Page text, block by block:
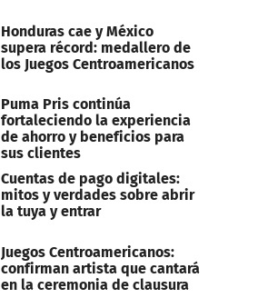
Honduras cae y México
supera récord: medallero de
los Juegos Centroamericanos
Puma Pris continúa
fortaleciendo la experiencia
de ahorro y beneficios para
sus clientes
Cuentas de pago digitales:
mitos y verdades sobre abrir
la tuya y entrar
Juegos Centroamericanos:
confirman artista que cantará
en la ceremonia de clausura